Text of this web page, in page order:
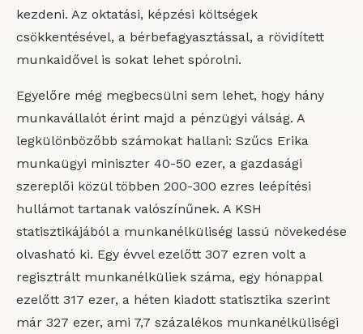
kezdeni. Az oktatási, képzési költségek
csökkentésével, a bérbefagyasztással, a rövidített
munkaidővel is sokat lehet spórolni.
Egyelőre még megbecsülni sem lehet, hogy hány
munkavállalót érint majd a pénzügyi válság. A
legkülönbözőbb számokat hallani: Szűcs Erika
munkaügyi miniszter 40-50 ezer, a gazdasági
szereplői közül többen 200-300 ezres leépítési
hullámot tartanak valószínűnek. A KSH
statisztikájából a munkanélküliség lassú növekedése
olvasható ki. Egy évvel ezelőtt 307 ezren volt a
regisztrált munkanélküliek száma, egy hónappal
ezelőtt 317 ezer, a héten kiadott statisztika szerint
már 327 ezer, ami 7,7 százalékos munkanélküliségi